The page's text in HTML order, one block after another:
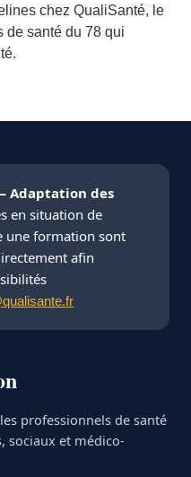
chez QualiSanté, le
de santé du 78 qui
Adaptation des
en situation de
une formation sont
afin
professionnels de santé
sociaux et médico-